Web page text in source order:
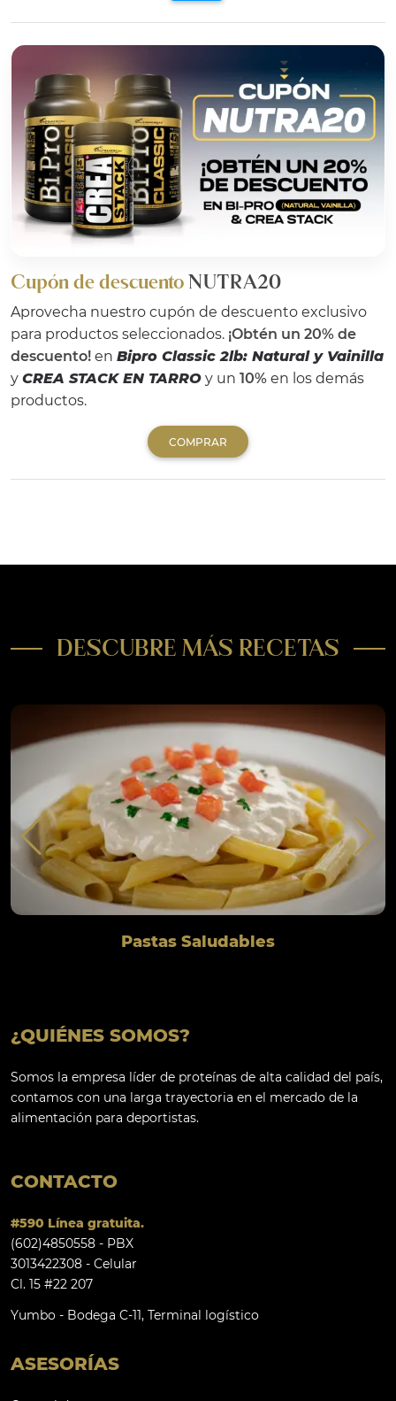
Cupón de descuentoNUTRA20
Aprovecha nuestro cupón de descuento exclusivo
para productos seleccionados. ¡Obtén un 20% de
descuento! en Bipro Classic 2lb: Natural y Vainilla
y CREA STACK EN TARRO y un 10% en los demás
productos.
COMPRAR
DESCUBRE MÁS RECETAS
Pastas Saludables
¿QUIÉNES SOMOS?
Somos la empresa líder de proteínas de alta calidad del país,
contamos con una larga trayectoria en el mercado de la
alimentación para deportistas.
CONTACTO
#590 Línea gratuita.
(602)4850558 - PBX
3013422308 - Celular
Cl. 15 #22 207
Yumbo - Bodega C-11, Terminal logístico
ASESORÍAS